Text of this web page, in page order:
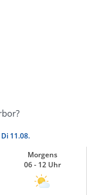
Di 11.08.
Morgens
06 - 12 Uhr